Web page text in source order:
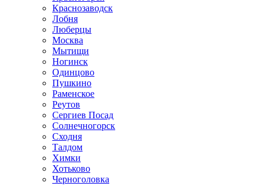
Краснозаводск
Лобня
Люберцы
Москва
Мытищи
Ногинск
Одинцово
Пушкино
Раменское
Реутов
Сергиев Посад
Солнечногорск
Сходня
Талдом
Химки
Хотьково
Черноголовка